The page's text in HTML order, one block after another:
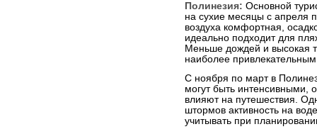
Полинезия: Основной
на сухие месяцы с апреля
воздуха комфортная,
идеально подходит для
Меньше дождей и высокая
наиболее
С ноября по март в
могут быть интенсивными,
влияют на путешествия.
штормов активность на
учитывать при